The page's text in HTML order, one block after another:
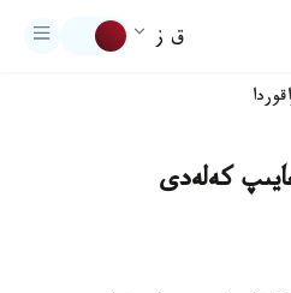
ق ز
اقوردا
كەلەدى